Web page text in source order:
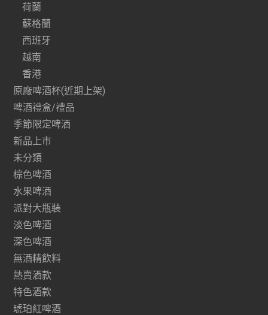
荷蘭
蘇格蘭
西班牙
越南
香港
原廠啤酒杯(近期上架)
啤酒禮盒/禮品
季節限定啤酒
新品上市
未分類
棕色啤酒
水果啤酒
派對大瓶裝
淡色啤酒
深色啤酒
無酒精飲料
熱賣酒款
特色酒款
琥珀紅啤酒